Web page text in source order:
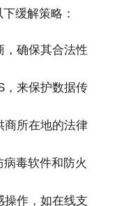
缓解策略：
，确保其合法性
，来保护数据传
商所在地的法律
毒软件和防火
操作，如在线支